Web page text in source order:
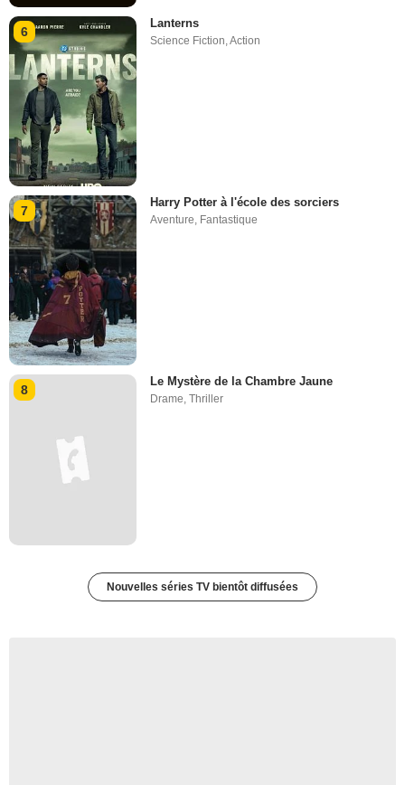
6
Lanterns
Science Fiction,Action
7
Harry Potter à l'école des sorciers
Aventure, Fantastique
8
Le Mystère de la Chambre Jaune
Drame,Thriller
Nouvelles séries TV bientôt diffusées